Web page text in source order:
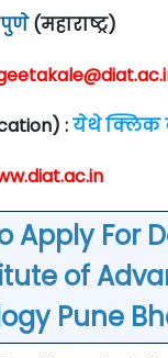
पुणे(महाराष्ट्र)
:येथे क्लिक
Apply For
of
Pune